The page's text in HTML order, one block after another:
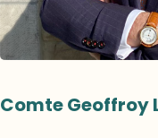
Comte Geoffroy